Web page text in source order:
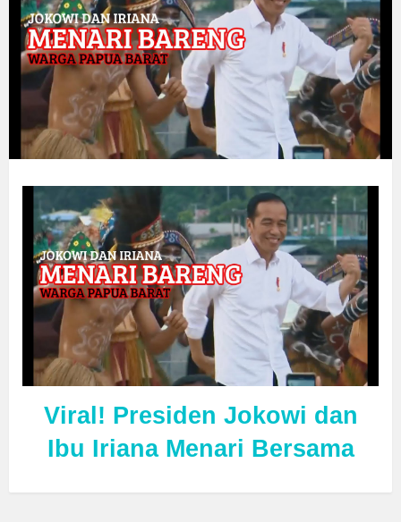
Viral! Presiden Jokowi dan
Ibu Iriana Menari Bersama